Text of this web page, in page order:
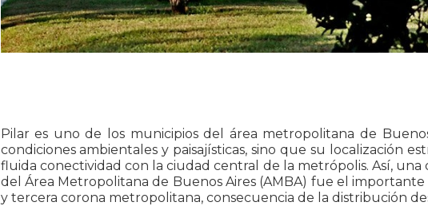
Pilar es uno de los municipios del área metropolitana de
condiciones ambientales y paisajísticas, sino que su localización
fluida conectividad con la ciudad central de la metrópolis. Así,
del Área Metropolitana de Buenos Aires (AMBA) fue el
y tercera corona metropolitana, consecuencia de la distribución